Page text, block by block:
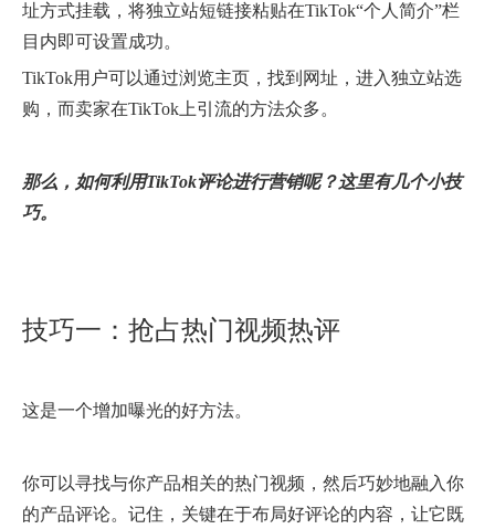
址方式挂载，将独立站短链接粘贴在TikTok“个人简介”栏
目内即可设置成功。
TikTok用户可以通过浏览主页，找到网址，进入独立站选
购，而卖家在TikTok上引流的方法众多。
那么，如何利用TikTok评论进行营销呢？这里有几个小技
巧。
技巧一：抢占热门视频热评
这是一个增加曝光的好方法。
你可以寻找与你产品相关的热门视频，然后巧妙地融入你
的产品评论。记住，关键在于布局好评论的内容，让它既